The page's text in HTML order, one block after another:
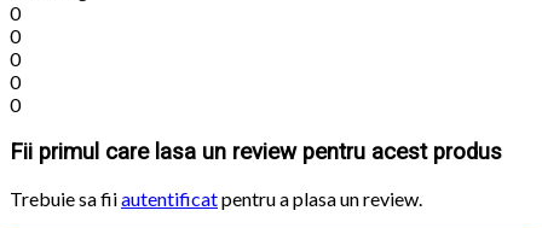
0
0
0
0
0
Fii primul care lasa un review pentru acest produs
Trebuie sa fiiautentificatpentru a plasa un review.